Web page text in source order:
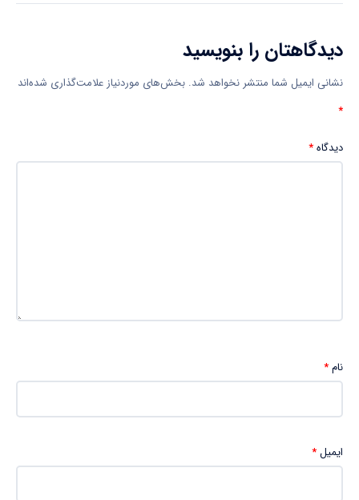
دیدگاهتان را بنویسید
نشانی ایمیل شما منتشر نخواهد شد. بخش‌های موردنیاز علامت‌گذاری شده‌اند
*
دیدگاه*
نام*
ایمیل*